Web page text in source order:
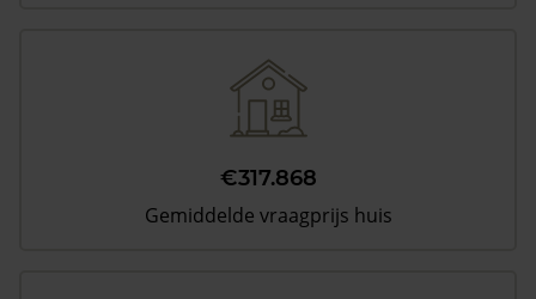
€317.868
Gemiddelde vraagprijs huis